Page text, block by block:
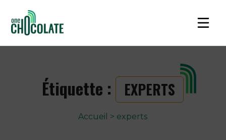
Étiquette : EXPERTS
Accueil > experts